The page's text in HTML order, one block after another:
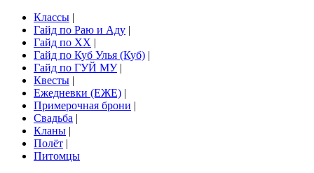
Классы |
Гайд по Раю и Аду |
Гайд по ХХ |
Гайд по Куб Улья (Куб) |
Гайд по ГУЙ МУ|
Квесты |
Ежедневки (ЕЖЕ) |
Примерочная брони |
Свадьба |
Кланы |
Полёт |
Питомцы